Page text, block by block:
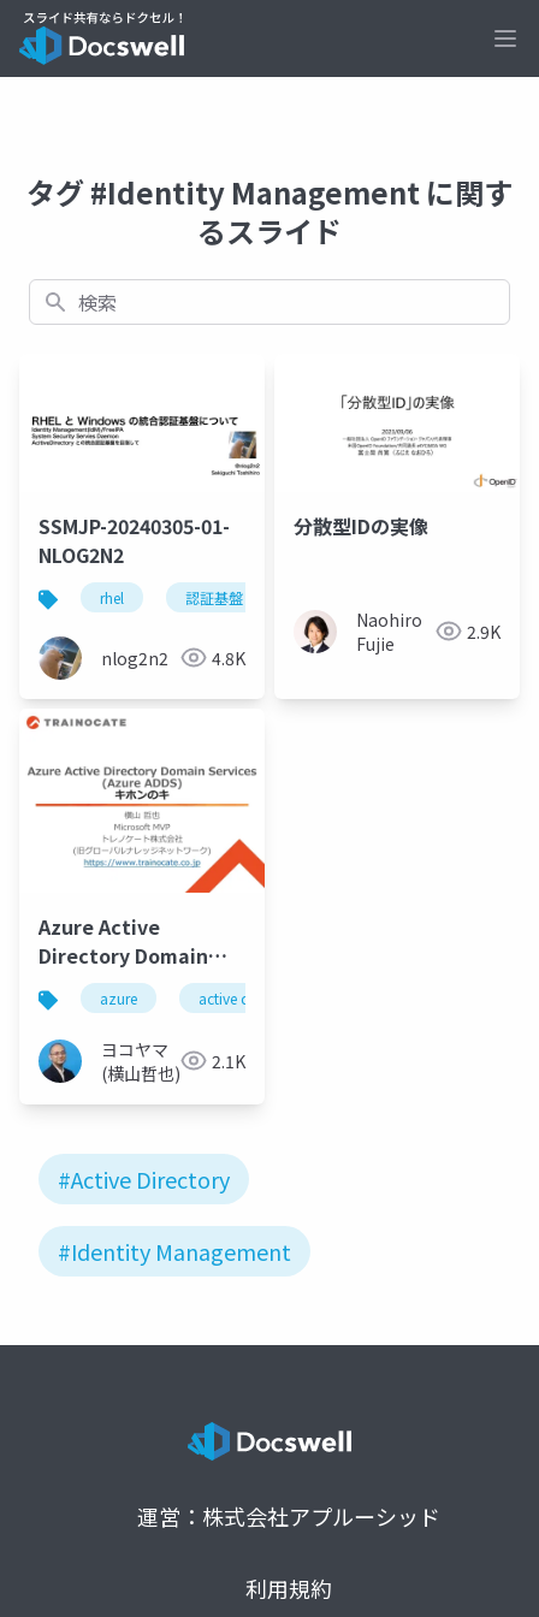
タグ #Identity Management に関す
るスライド
検索
SSMJP-20240305-01-
NLOG2N2
rhel 認証基盤
nlog2n2 4.8K
分散型IDの実像
Naohiro
Fujie
2.9K
Azure Active
Directory Domain
Services(Azure ADDS)
キホンのキ
azure active directory
ヨコヤマ
(横山哲也)
2.1K
#Active Directory
#Identity Management
運営：株式会社アプルーシッド
利用規約